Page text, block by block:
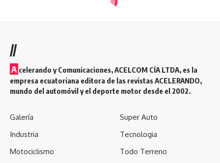
//
A celerando y Comunicaciones, ACELCOM CÍA LTDA, es la
empresa ecuatoriana editora de las revistas ACELERANDO,
mundo del automóvil y el deporte motor desde el 2002.
Galería
Industria
Motociclismo
Super Auto
Tecnologia
Todo Terreno